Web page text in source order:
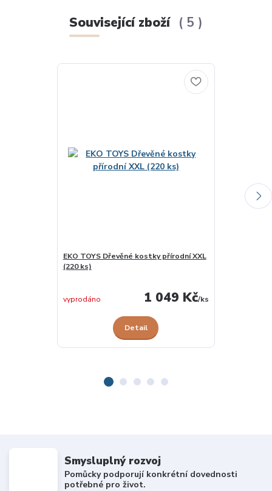
Související zboží 5
EKO TOYS Dřevěné kostky přírodní XXL
(220 ks)
1 049 Kč/ks
vyprodáno
Detail
Smysluplný rozvoj
Pomůcky podporují konkrétní dovednosti
potřebné pro život.